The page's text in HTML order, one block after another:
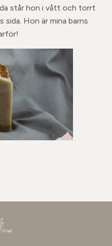
står hon i vått och torrt
sida. Hon är mina barns